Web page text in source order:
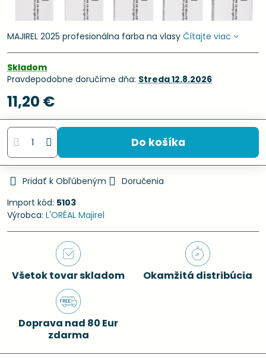
MAJIREL 2025 profesionálna farba na vlasy Čítajte viac
Skladom
Pravdepodobne doručíme dňa: Streda12.8.2026
11,20 €
Do košíka
Pridať k Obľúbeným
Doručenia
Import kód: 5103
Výrobca: L'ORÉAL Majirel
Všetok tovar skladom Okamžitá distribúcia
Doprava nad 80 Eur
zdarma